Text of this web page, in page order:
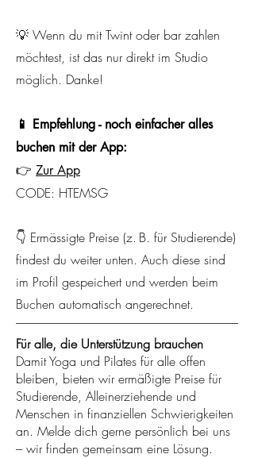
💡 Wenn du mit Twint oder bar zahlen
möchtest, ist das nur direkt im Studio
möglich. Danke!
📱 Empfehlung - noch einfacher alles
buchen mit der App:
👉 Zur App
CODE: HTEMSG
👇 Ermässigte Preise (z. B. für Studierende)
findest du weiter unten. Auch diese sind
im Profil gespeichert und werden beim
Buchen automatisch angerechnet.​
Für alle, die Unterstützung brauchen
Damit Yoga und Pilates für alle offen
bleiben, bieten wir ermäßigte Preise für
Studierende, Alleinerziehende und
Menschen in finanziellen Schwierigkeiten
an. Melde dich gerne persönlich bei uns
– wir finden gemeinsam eine Lösung.